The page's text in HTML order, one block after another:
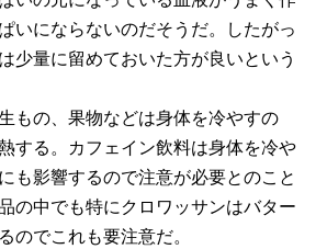
いにならないのだそうだ。したがっ
少量に留めておいた方が良いという
もの、果物などは身体を冷やすの
する。カフェイン飲料は身体を冷や
も影響するので注意が必要とのこと
の中でも特にクロワッサンはバター
のでこれも要注意だ。